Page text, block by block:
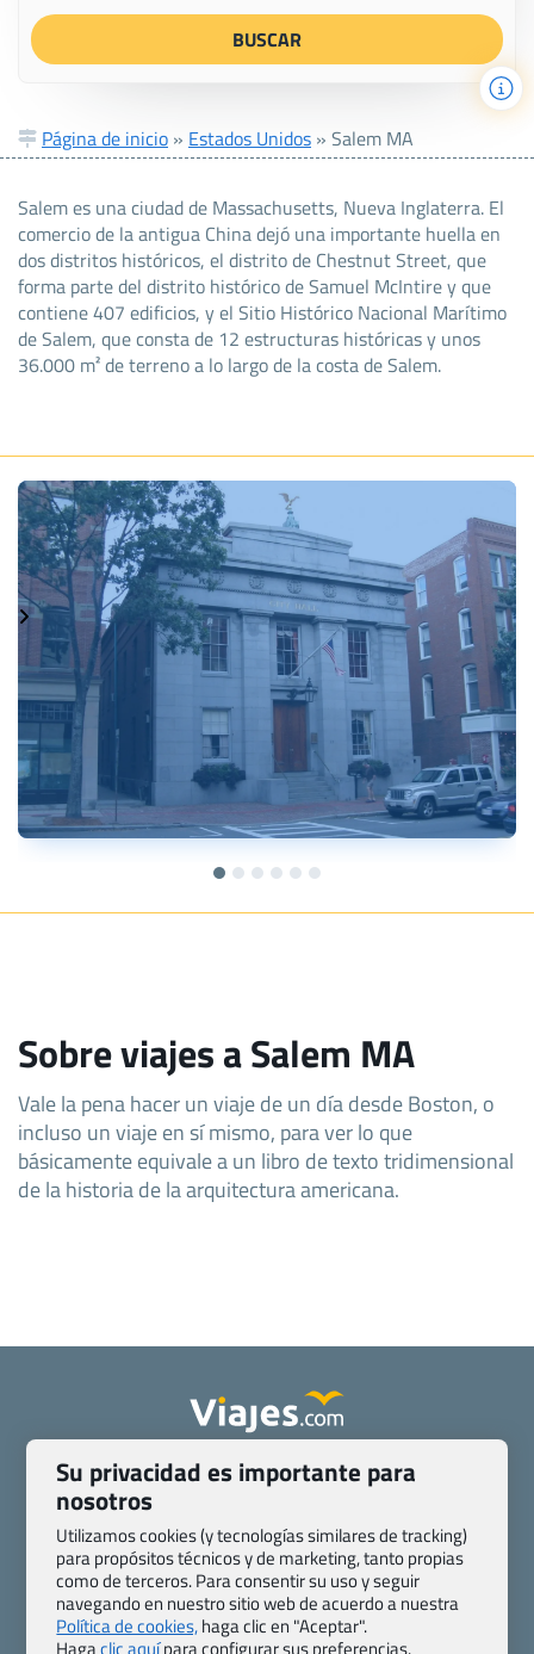
Página de inicio » Estados Unidos » Salem MA
Salem es una ciudad de Massachusetts, Nueva Inglaterra. El
comercio de la antigua China dejó una importante huella en
dos distritos históricos, el distrito de Chestnut Street, que
forma parte del distrito histórico de Samuel McIntire y que
contiene 407 edificios, y el Sitio Histórico Nacional Marítimo
de Salem, que consta de 12 estructuras históricas y unos
36.000 m² de terreno a lo largo de la costa de Salem.
Sobre viajes a Salem MA
Vale la pena hacer un viaje de un día desde Boston, o
incluso un viaje en sí mismo, para ver lo que
básicamente equivale a un libro de texto tridimensional
de la historia de la arquitectura americana.
Quienes somos
Contacto
Pasaporte, Visado, Salud y otras disposiciones específicas
Blog de Viajes.com
Registro de agencias
Preguntas frecuentes
Condiciones generales
Política de privacidad y cookies
Transparencia
Todas las páginas – sitemap
Su privacidad es importante para
nosotros
Utilizamos cookies (y tecnologías similares de tracking)
para propósitos técnicos y de marketing, tanto propias
como de terceros. Para consentir su uso y seguir
navegando en nuestro sitio web de acuerdo a nuestra
Política de cookies,haga clic en "Aceptar".
Hagaclic aquípara configurar sus preferencias.